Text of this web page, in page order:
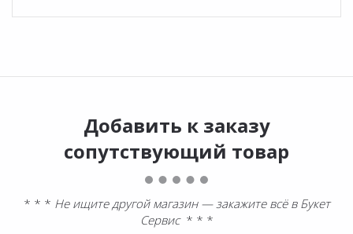
Добавить к заказу
сопутствующий товар
* * * Не ищите другой магазин — закажите всё в Букет
Сервис * * *